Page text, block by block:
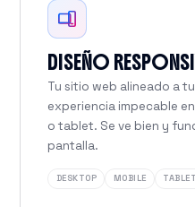
DISEÑO
Tu sitio web alineado a
experiencia impecable
o tablet. Se ve bien y
pantalla.
DESKTOP MOBILE TABLET